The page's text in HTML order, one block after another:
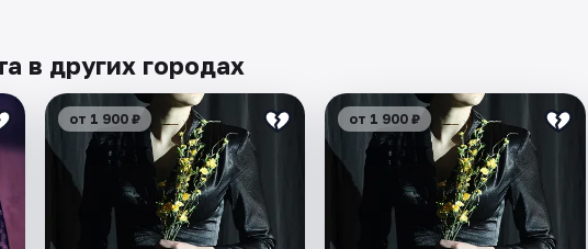
в других городах
от 1 900 ₽ от 1 900 ₽